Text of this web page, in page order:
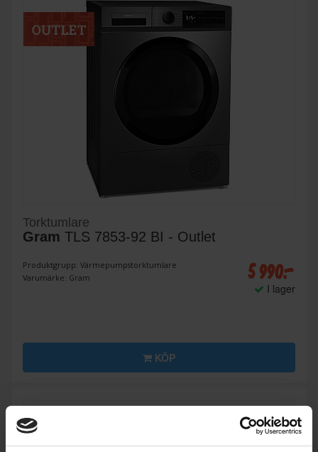
Torktumlare
Gram TLS 7853-92 BI - Outlet
Produktgrupp: Värmepumpstorktumlare
Varumärke: Gram
5 990:-
I lager
KÖP